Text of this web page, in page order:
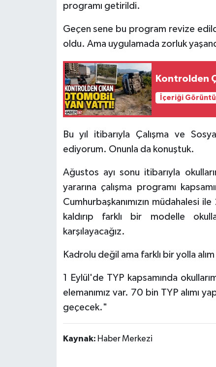
programı getirildi.
Geçen sene bu program revize
oldu. Ama uygulamada zorluk
Kontrolden
İçeriği
Bu yıl itibarıyla Çalışma ve
ediyorum. Onunla da konuştuk.
Ağustos ayı sonu itibarıyla
yararına çalışma programı
Cumhurbaşkanımızın müdahalesi ile
kaldırıp farklı bir modelle
karşılayacağız.
Kadrolu değil ama farklı bir yolla
1 Eylül'de TYP kapsamında
elemanımız var. 70 bin TYP alımı
geçecek."
Kaynak: Haber Merkezi